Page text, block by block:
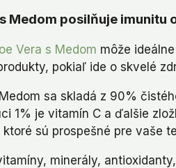
Medom posilňuje imunitu
Vera s Medom môže
pokiaľ ide o skvelé
sa skladá z 90%
1% je vitamín C a ďalšie
sú prospešné pre vaše
minerály,